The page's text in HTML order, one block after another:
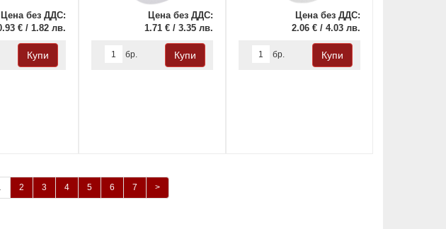
Цена без ДДС:
€ / 1.82 лв.
Цена без ДДС:
1.71 € / 3.35 лв.
бр.
Цена без ДДС:
2.06 € / 4.03 лв.
бр.
2 3 4 5 6 7 >